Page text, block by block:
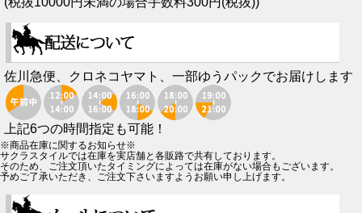
佐川急便、クロネコヤマト、一部ゆうパックでお届けします
上記6つの時間指定も可能！
※商品在庫に関するお知らせ※
サクラスタイルでは在庫を実店舗と各販路で共有しております。
そのため、ご注文頂いたタイミングによっては在庫がない場合もございます。
予めご了承いただき、ご注文下さいますようお願い申し上げます。